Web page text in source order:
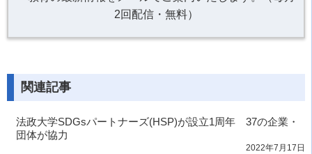
2回配信・無料）
関連記事
法政大学SDGsパートナーズ(HSP)が設立1周年 37の企業・
団体が協力
2022年7月17日